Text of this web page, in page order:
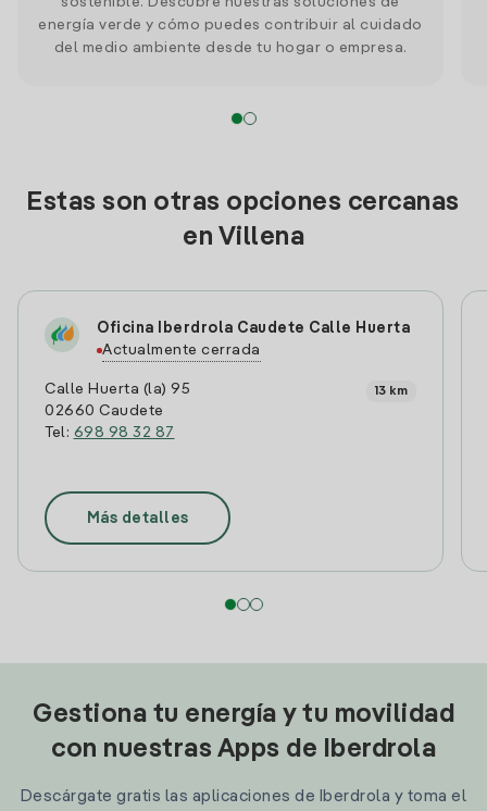
energía verde y cómo puedes contribuir al cuidado
del medio ambiente desde tu hogar o empresa.
Estas son otras opciones cercanas
en Villena
Oficina Iberdrola Caudete Calle Huerta
Actualmente cerrada
Calle Huerta (la) 95
02660 Caudete
Tel: 698 98 32 87
13 km
Más detalles
Gestiona tu energía y tu movilidad
con nuestras Apps de Iberdrola
Descárgate gratis las aplicaciones de Iberdrola y toma el